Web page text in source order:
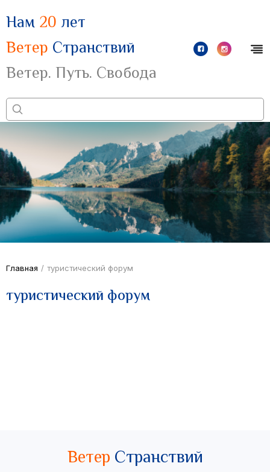
Нам 20 лет
Ветер Странствий
Ветер. Путь. Свобода
Главная / туристический форум
туристический форум
Ветер Странствий